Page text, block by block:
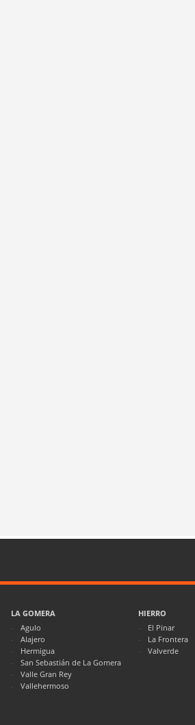
LA GOMERA
Agulo
Alajero
Hermigua
San Sebastián de La Gomera
Valle Gran Rey
Vallehermoso
HIERRO
El Pinar
La Frontera
Valverde